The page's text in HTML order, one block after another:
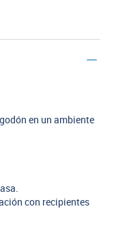
en un ambiente
con recipientes